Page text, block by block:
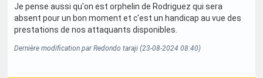
Je pense aussi qu'on est orphelin de Rodriguez qui sera
absent pour un bon moment et c'est un handicap au vue des
prestations de nos attaquants disponibles.
Dernière modification par Redondo taraji (23-08-2024 08:40)